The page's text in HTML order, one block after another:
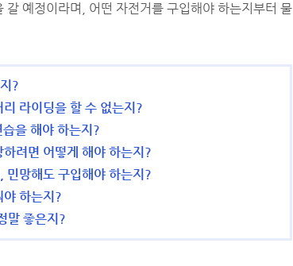
예정이라며, 어떤 자전거를 구입해야 하는지부터 물
?
라이딩을 할 수 없는지?
을 해야 하는지?
려면 어떻게 해야 하는지?
망해도 구입해야 하는지?
하는지?
말 좋은지?